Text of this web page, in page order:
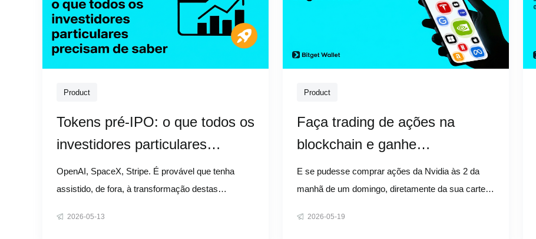
Product
Tokens pré-IPO: o que todos os
investidores particulares
precisam de saber
OpenAI, SpaceX, Stripe. É provável que tenha
assistido, de fora, à transformação destas
2026-05-13
Product
Faça trading de ações na
blockchain e ganhe
recompensas 24 horas por dia
E se pudesse comprar ações da Nvidia às 2 da
manhã de um domingo, diretamente da sua carteira
2026-05-19